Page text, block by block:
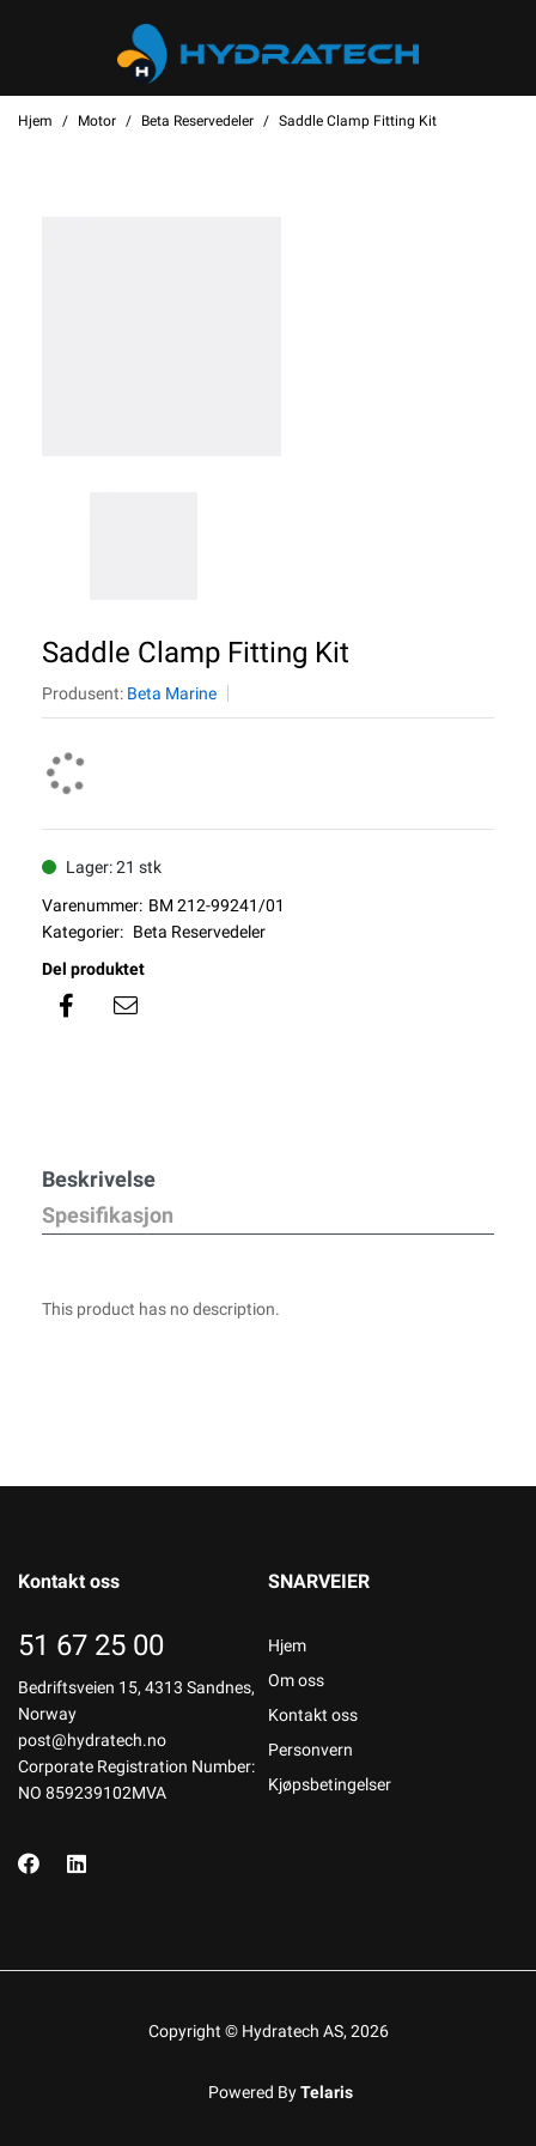
Hjem Motor Beta Reservedeler Saddle Clamp Fitting Kit
Saddle Clamp Fitting Kit
Produsent: Beta Marine
Lager: 21 stk
Varenummer: BM 212-99241/01
Kategorier: Beta Reservedeler
Del produktet
Beskrivelse
Spesifikasjon
This product has no description.
Kontakt oss
51 67 25 00
Bedriftsveien 15, 4313 Sandnes,
Norway
post@hydratech.no
Corporate Registration Number:
NO 859239102MVA
SNARVEIER
Hjem
Om oss
Kontakt oss
Personvern
Kjøpsbetingelser
Copyright © Hydratech AS, 2026
Powered ByTelaris